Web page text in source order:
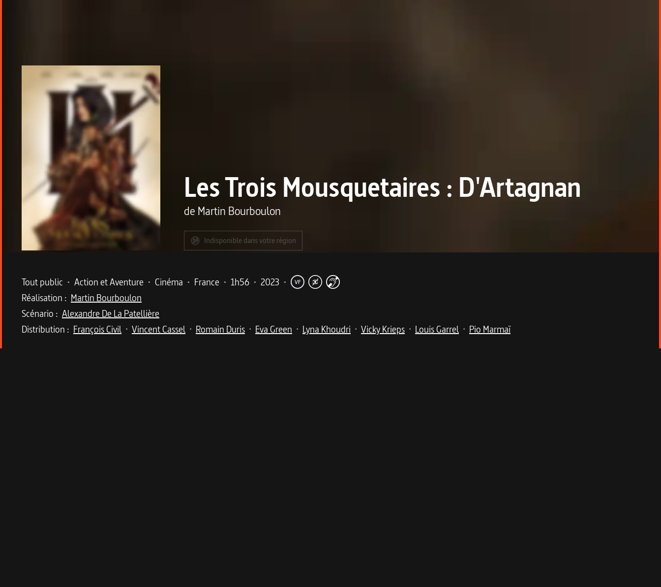
Les Trois Mousquetaires : D'Artagnan
de Martin Bourboulon
Indisponible dans votre région
Metadata du programme
Tout public • Action et Aventure • Cinéma • France • 1h56 • 2023 • VF
Réalisation : Martin Bourboulon
Scénario : Alexandre De La Patellière
Distribution : François Civil • Vincent Cassel • Romain Duris • Eva Green • Lyna Khoudri • Vicky Krieps • Louis Garrel • Pio Marmaï